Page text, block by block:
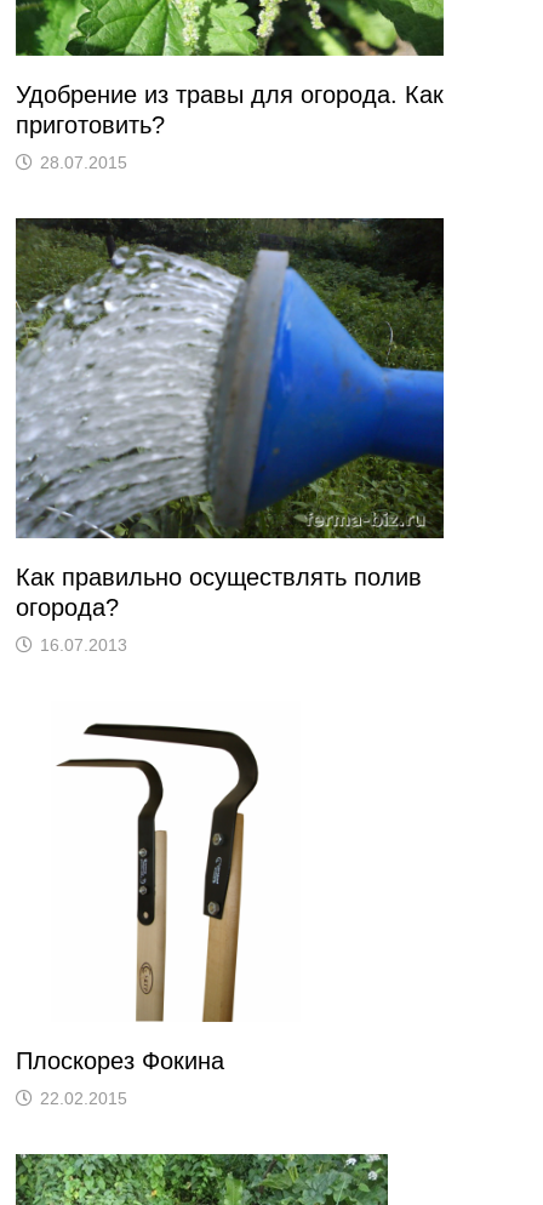
Удобрение из травы для огорода. Как
приготовить?
28.07.2015
Как правильно осуществлять полив
огорода?
16.07.2013
Плоскорез Фокина
22.02.2015